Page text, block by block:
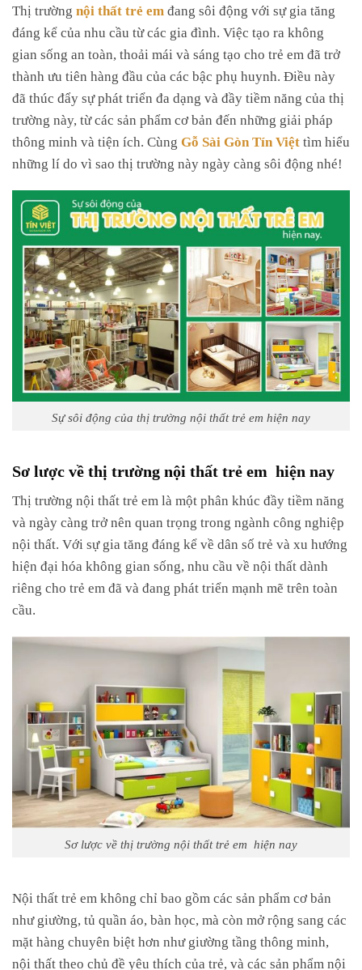
Thị trường nội thất trẻ em đang sôi động với sự gia tăng
đáng kể của nhu cầu từ các gia đình. Việc tạo ra không
gian sống an toàn, thoải mái và sáng tạo cho trẻ em đã trở
thành ưu tiên hàng đầu của các bậc phụ huynh. Điều này
đã thúc đẩy sự phát triển đa dạng và đầy tiềm năng của thị
trường này, từ các sản phẩm cơ bản đến những giải pháp
thông minh và tiện ích. Cùng Gỗ Sài Gòn Tín Việt tìm hiểu
những lí do vì sao thị trường này ngày càng sôi động nhé!
Sự sôi động của thị trường nội thất trẻ em hiện nay
Sơ lược về thị trường nội thất trẻ em hiện nay
Thị trường nội thất trẻ em là một phân khúc đầy tiềm năng
và ngày càng trở nên quan trọng trong ngành công nghiệp
nội thất. Với sự gia tăng đáng kể về dân số trẻ và xu hướng
hiện đại hóa không gian sống, nhu cầu về nội thất dành
riêng cho trẻ em đã và đang phát triển mạnh mẽ trên toàn
cầu.
Sơ lược về thị trường nội thất trẻ em hiện nay
Nội thất trẻ em không chỉ bao gồm các sản phẩm cơ bản
như giường, tủ quần áo, bàn học, mà còn mở rộng sang các
mặt hàng chuyên biệt hơn như giường tầng thông minh,
nội thất theo chủ đề yêu thích của trẻ, và các sản phẩm nội